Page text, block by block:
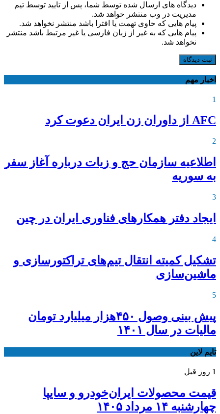
دیدگاه های ارسال شده توسط شما، پس از تایید توسط تیم
مدیریت در وب منتشر خواهد شد.
پیام هایی که حاوی تهمت یا افترا باشد منتشر نخواهد شد.
پیام هایی که به غیر از زبان فارسی یا غیر مرتبط باشد منتشر
نخواهد شد.
ثبت دیدگاه
اخبار مهم
1
AFC از داوران زن ایران دعوت کرد
2
اطلاعیه‌ سازمان حج و زیات درباره آغاز سفر
به سوریه
3
ایجاد دفتر همکارهای فناوری ایران در چین
4
تشکیل کمیته انتقال تیم‌های تراکتورسازی و
ماشین‌سازی
5
پیش بینی وصول ۴۵۰هزار میلیارد تومان
مالیات در سال ۱۴۰۱
تایم لاین
1 روز قبل
قیمت محصولات ایران‌خودرو و سایپا
چهارشنبه ۱۴ مرداد ۱۴۰۵